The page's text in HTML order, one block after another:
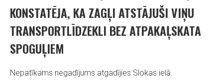
KONSTATĒJA, KA ZAGĻI ATSTĀJUŠI VIŅU
TRANSPORTLĪDZEKLI BEZ ATPAKAĻSKATA
SPOGUĻIEM
Nepatīkams negadījums atgadījies Slokas ielā.